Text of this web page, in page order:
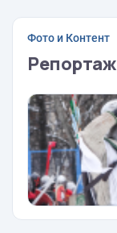
Фото и Контент
Репортаж